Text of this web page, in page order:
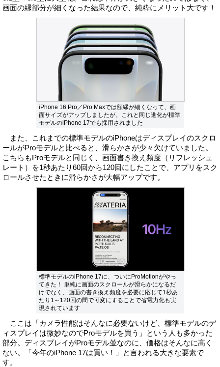
画面の縁部分が細くなった結果なので、純粋にメリット大です！
iPhone 16 Pro／Pro Maxでは額縁が細くなって、画
面サイズがアップしましたが、これと同じ進化が標準
モデルのiPhone 17でも採用されました
また、これまでの標準モデルのiPhoneはディスプレイのスクロ
ールがProモデルと比べると、滑らかさが少々欠けていました。
こちらもProモデルと同じく、画面書き換え頻度（リフレッシュ
レート）を1秒あたり60回から120回にしたことで、アプリをスク
ロールさせたときに滑らかさが大幅アップです。
標準モデルのiPhone 17に、ついにProMotionがやっ
てきた！ 単純に画面のスクロールが滑らかになるだ
けでなく、画面の書き換え頻度を必要に応じて1秒あ
たり1～120回の間で可変にすることで省電力化も実
現されています
ここは「カメラ性能はそんなに必要ないけど、標準モデルのデ
ィスプレイは微妙なのでProモデルを買う」という人も多かった
部分。ディスプレイがProモデル並なのに、価格はそんなに高く
ない。「今年のiPhone 17は買い！」と言われる大きな要素で
す。